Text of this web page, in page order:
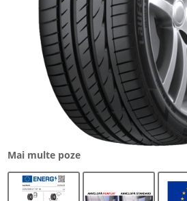
Mai multe poze